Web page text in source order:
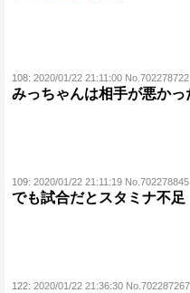
108: 2020/01/22 21:11:00 No.702278722
みっちゃんは相手が悪か
109: 2020/01/22 21:11:19 No.702278845
でも試合だとスタミナ不足
122: 2020/01/22 21:36:30 No.702287267